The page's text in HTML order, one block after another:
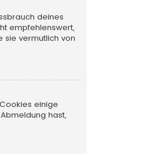
deines
empfehlenswert,
sie vermutlich von
einige
hast,